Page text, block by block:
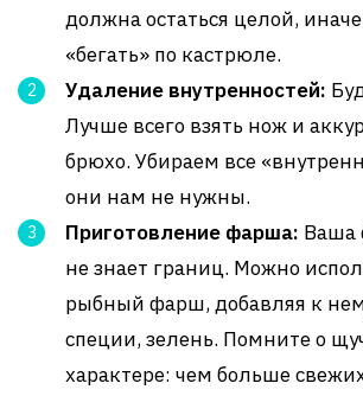
должна остаться целой,
«бегать» по кастрюле.
Удаление внутренностей:
Лучше всего взять нож и
брюхо. Убираем все
они нам не нужны.
Приготовление фарша: Ваша
не знает границ. Можно
рыбный фарш, добавляя к
специи, зелень. Помните о
характере: чем больше